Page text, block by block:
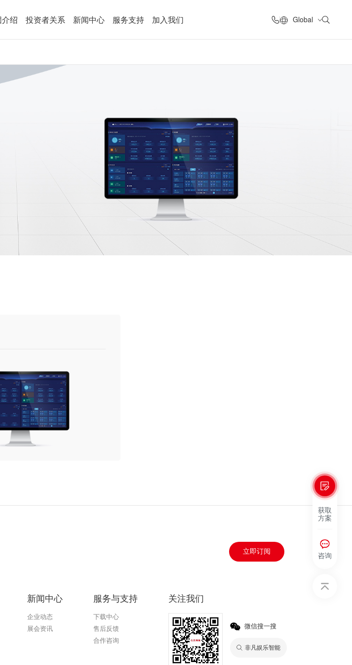
绍 投资者关系 新闻中心 服务支持 加入我们 Global
获取
方案
咨询
立即订阅
新闻中心
企业动态
展会资讯
服务与支持
下载中心
售后反馈
合作咨询
关注我们
微信搜一搜
非凡娱乐智能